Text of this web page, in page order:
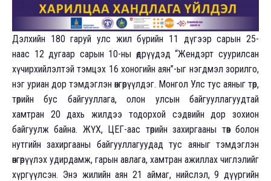
Дэлхийн 180 гаруй улс жил бүрийн 11 дүгээр сарын 25-
наас 12 дугаар сарын 10-ны өдрүүдэд “Жендэрт суурилсан
хүчирхийлэлтэй тэмцэх 16 хоногийн аян”-ыг нэгдмэл зорилго,
нэг уриан дор тэмдэглэн өнгөрүүлдэг. Монгол Улс тус аяныг төр,
төрийн бус байгууллага, олон улсын байгууллагуудтай
хамтран 20 дахь жилдээ тодорхой сэдвийн дор зохион
байгуулж байна. ЖҮХ, ЦЕГ-аас төрийн захиргааны төв болон
нутгийн захиргааны байгууллагуудад тус аяныг тэмдэглэн
өнгөрүүлэх удирдамж, гарын авлага, хамтран ажиллах чиглэлийг
хүргүүлсэн. Энэ жилийн аян 21 аймаг, нийслэл, 9 дүүргийн